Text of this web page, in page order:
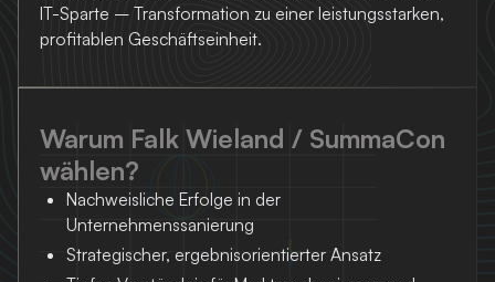
IT-Sparte – Transformation zu einer leistungsstarken,
profitablen Geschäftseinheit.
Warum Falk Wieland / SummaCon
wählen?
Nachweisliche Erfolge in der
Unternehmenssanierung
Strategischer, ergebnisorientierter Ansatz